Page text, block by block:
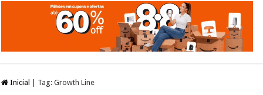
Inicial Tag:Growth Line